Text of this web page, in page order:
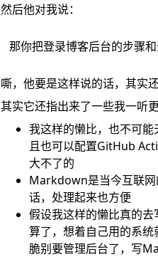
然后他对我说：
那你把登录博客后台的步骤
嘶，他要是这样说的话，其实
其实它还指出来了一些我一听
我这样的懒比，也不可
且也可以配置GitHub
大不了的
Markdown是当今互联网
话，处理起来也方便
假设我这样的懒比真的
算了，想着自己用的系
脆别要管理后台了，写